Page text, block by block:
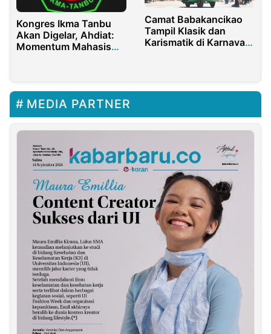
Kongres Ikma Tanbu
Akan Digelar, Ahdiat:
Momentum Mahasiswa
Camat Babakancikao
Tampil Klasik dan
Karismatik di Karnaval
MEDIA PARTNER